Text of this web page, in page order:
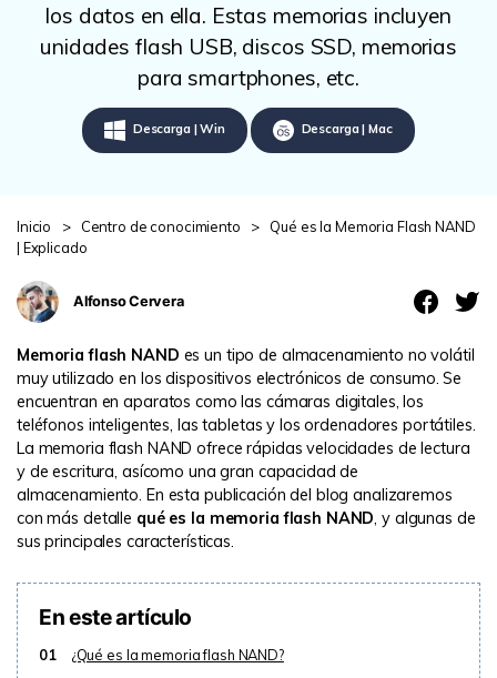
Recoverit para Mac
Recupera datos ilimitados del sistema Mac
Pruébalo Gratis
Otros Productos
Repairit - Reparar Datos
UBackit - Respaldar Datos
Recuperar Documentos
Escenarios de Pérdida de Datos
VER TODAS LAS FUNCIONES
Historias de Clientes
Temas Destacados
DESCARGAR Sign In
search
los datos en ella. Estas memorias incluyen
unidades flash USB, discos SSD, memorias
para smartphones, etc.
Descarga | Win Descarga | Mac
Inicio > Centro de conocimiento >
Qué es la Memoria Flash NAND
| Explicado
Alfonso Cervera
Memoria flash NAND es un tipo de almacenamiento no volátil
muy utilizado en los dispositivos electrónicos de consumo. Se
encuentran en aparatos como las cámaras digitales, los
teléfonos inteligentes, las tabletas y los ordenadores portátiles.
La memoria flash NAND ofrece rápidas velocidades de lectura
y de escritura, asícomo una gran capacidad de
almacenamiento. En esta publicación del blog analizaremos
con más detalle qué es la memoria flash NAND, y algunas de
sus principales características.
En este artículo
01
¿Qué es la memoria flash NAND?